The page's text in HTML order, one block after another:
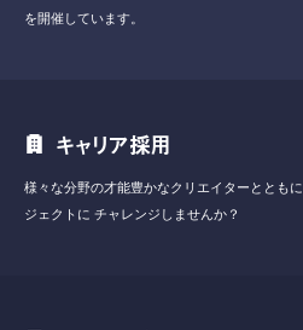
を開催しています。
キャリア採用
様々な分野の才能豊かなクリエイターとともに
ジェクトに チャレンジしませんか？